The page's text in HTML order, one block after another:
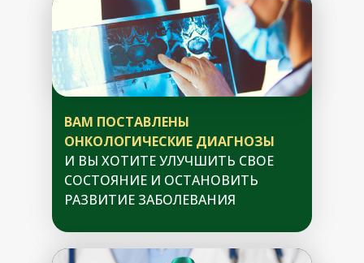
ВАМ ПОСТАВЛЕНЫ
ОНКОЛОГИЧЕСКИЕ ДИАГНОЗЫ
И ВЫ ХОТИТЕ УЛУЧШИТЬ СВОЕ
СОСТОЯНИЕ И ОСТАНОВИТЬ
РАЗВИТИЕ ЗАБОЛЕВАНИЯ